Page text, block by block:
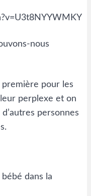
nous
première pour les
perplexe et on
personnes
dans la